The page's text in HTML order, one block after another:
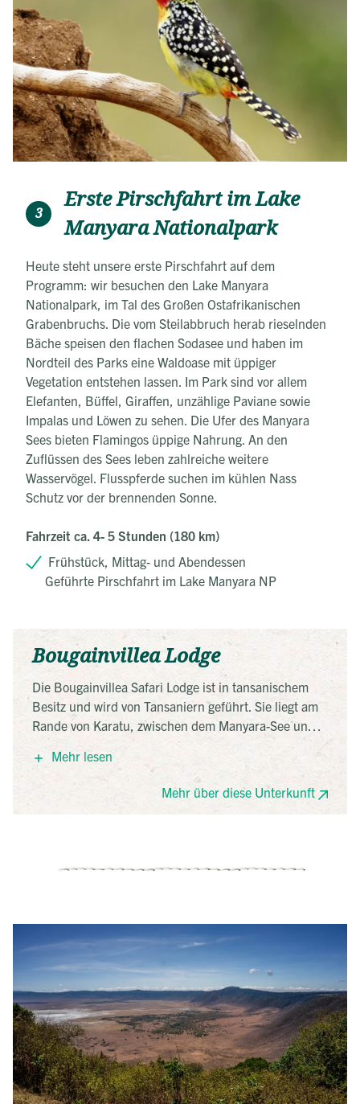
3
Erste Pirschfahrt im Lake
Manyara Nationalpark
Heute steht unsere erste Pirschfahrt auf dem
Programm: wir besuchen den Lake Manyara
Nationalpark, im Tal des Großen Ostafrikanischen
Grabenbruchs. Die vom Steilabbruch herab rieselnden
Bäche speisen den flachen Sodasee und haben im
Nordteil des Parks eine Waldoase mit üppiger
Vegetation entstehen lassen. Im Park sind vor allem
Elefanten, Büffel, Giraffen, unzählige Paviane sowie
Impalas und Löwen zu sehen. Die Ufer des Manyara
Sees bieten Flamingos üppige Nahrung. An den
Zuflüssen des Sees leben zahlreiche weitere
Wasservögel. Flusspferde suchen im kühlen Nass
Schutz vor der brennenden Sonne.
Fahrzeit ca. 4- 5 Stunden (180 km)
Frühstück, Mittag- und Abendessen
Geführte Pirschfahrt im Lake Manyara NP
Bougainvillea Lodge
Die Bougainvillea Safari Lodge ist in tansanischem
Besitz und wird von Tansaniern geführt. Sie liegt am
Rande von Karatu, zwischen dem Manyara-See und
dem Ngorongoro-Krater. 32 Gästezimmer mit Doppel-
oder Einzelbetten, eigenem Bad, Moskitonetzen,
Kamin und Veranda mit Blick auf die üppigen
tropischen Gärten stehen zur Verfügung. Einige
Mehr lesen
Mehr über diese Unterkunft